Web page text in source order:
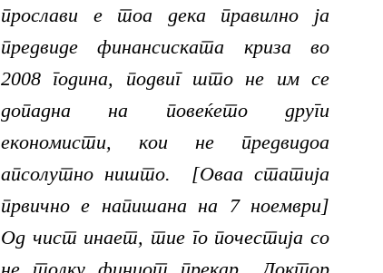
прослави е тоа дека правилно ја
предвиде финансиската криза во
2008 година, подвиг што не им се
допадна на повеќето други
економисти, кои не предвидоа
апсолутно ништо. [Оваа статија
првично е напишана на 7 ноември]
Од чист инает, тие го почестија со